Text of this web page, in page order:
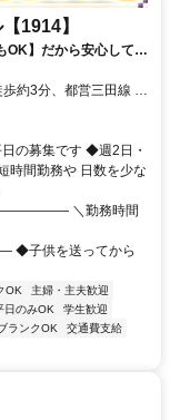
1914】
OK】だから安心して働
約3分、都営三田線 三
園A2口徒歩約4分
の募集です ◆週2日・
時間勤務や 日数を少な
＼勤務時間
を送ってから
OK
主婦・主夫歓迎
日のみOK
学生歓迎
ランクOK
交通費支給